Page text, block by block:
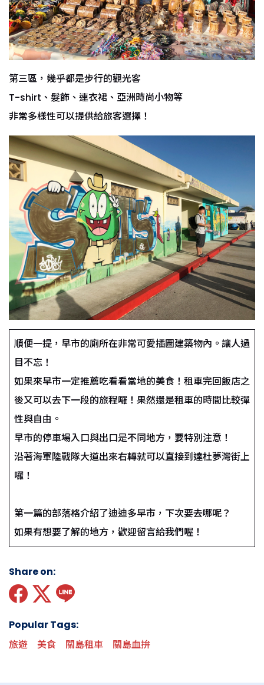
第三區，幾乎都是步行的觀光客
T-shirt、髮飾、連衣裙、亞洲時尚小物等
非常多樣性可以提供給旅客選擇！
順便一提，早市的廁所在非常可愛插圖建築物內。讓人過
目不忘！
如果來早市一定推薦吃看看當地的美食！租車完回飯店之
後又可以去下一段的旅程囉！果然還是租車的時間比較彈
性與自由。
早市的停車場入口與出口是不同地方，要特別注意！
沿著海軍陸戰隊大道出來右轉就可以直接到達杜夢灣街上
囉！
第一篇的部落格介紹了迪迪多早市，下次要去哪呢？
如果有想要了解的地方，歡迎留言給我們喔！
Share on:
Popular Tags:
旅遊
美食 關島租車 關島血拚